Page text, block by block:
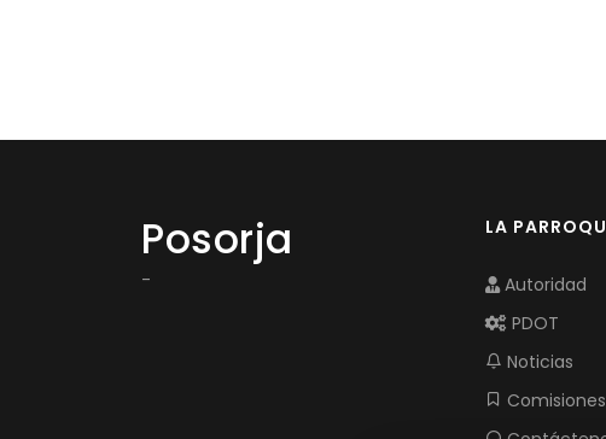
Posorja
-
LA
Autoridad
PDOT
Noticias
Comisiones